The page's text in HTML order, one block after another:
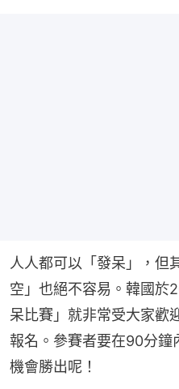
人人都可以「發呆」，但
空」也絕不容易。韓國於
呆比賽」就非常受大家歡
報名。參賽者要在90分鐘
機會勝出呢！